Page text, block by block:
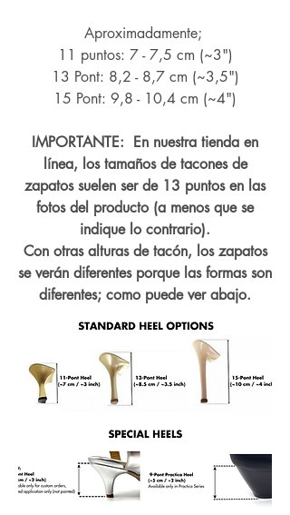
Aproximadamente;
11 puntos: 7 - 7,5 cm (~3")
13 Pont: 8,2 - 8,7 cm (~3,5")
15 Pont: 9,8 - 10,4 cm (~4")
IMPORTANTE: En nuestra tienda en
línea, los tamaños de tacones de
zapatos suelen ser de 13 puntos en las
fotos del producto (a menos que se
indique lo contrario).
Con otras alturas de tacón, los zapatos
se verán diferentes porque las formas son
diferentes; como puede ver abajo.